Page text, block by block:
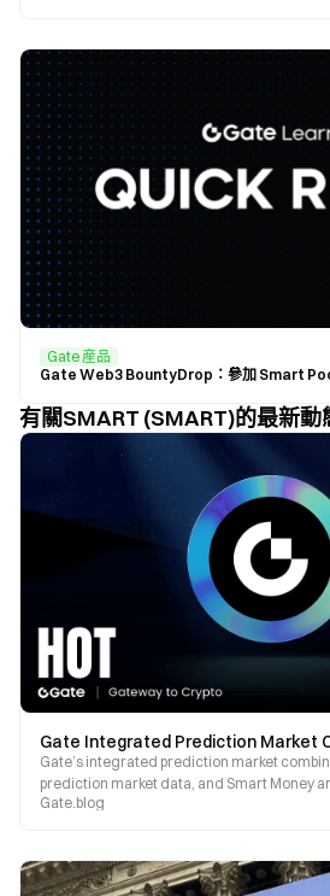
Gate 産品
有關SMART (SMART)的最新動
Gate’s integrated prediction market
prediction market data, and Smart Money
understand market trends, interpret crowd
Gate.blog